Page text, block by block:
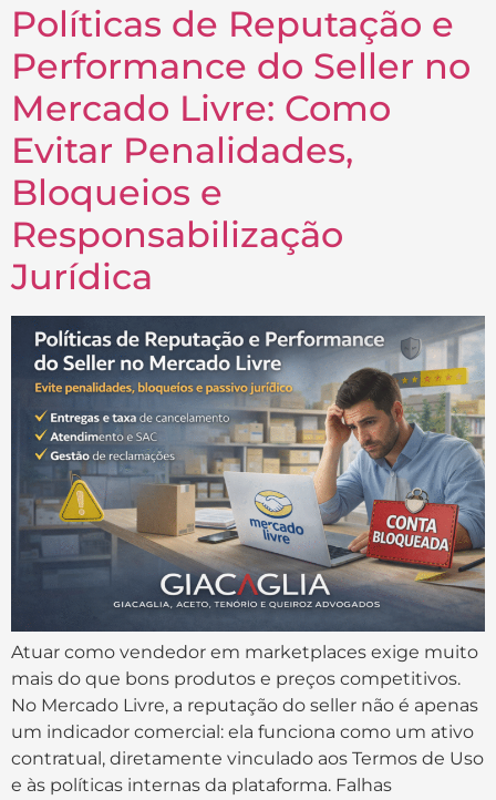
Políticas de Reputação e
Performance do Seller no
Mercado Livre: Como
Evitar Penalidades,
Bloqueios e
Responsabilização
Jurídica
Atuar como vendedor em marketplaces exige muito
mais do que bons produtos e preços competitivos.
No Mercado Livre, a reputação do seller não é apenas
um indicador comercial: ela funciona como um ativo
contratual, diretamente vinculado aos Termos de Uso
e às políticas internas da plataforma. Falhas